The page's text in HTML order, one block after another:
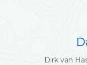
Dirk van